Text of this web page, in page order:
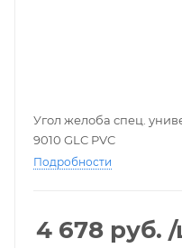
Угол желоба спец.
9010 GLC PVC
Подробности
4 678 руб.